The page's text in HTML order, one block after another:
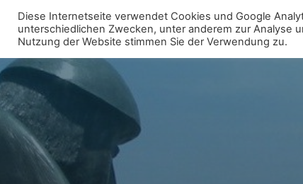
Zum
Inhalt
springen
WIR FÜR UNNA -
Diese Internetseite verwendet Cookies und Google
unterschiedlichen Zwecken, unter anderem zur Analyse
Nutzung der Website stimmen Sie der Verwendung zu.